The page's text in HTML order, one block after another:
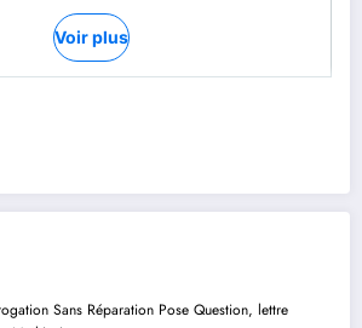
Sans Réparation Pose Question, lettre